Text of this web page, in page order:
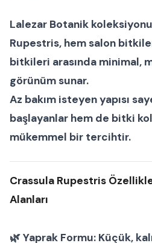
Lalezar Botanik
Rupestris, hemsalon
bitkileri arasında minimal,
görünüm sunar.
Az bakım isteyen yapısı
başlayanlar hem de bitki
mükemmel bir tercihtir.
Crassula Rupestris
Alanları
🌿Yaprak Formu: Küçük,